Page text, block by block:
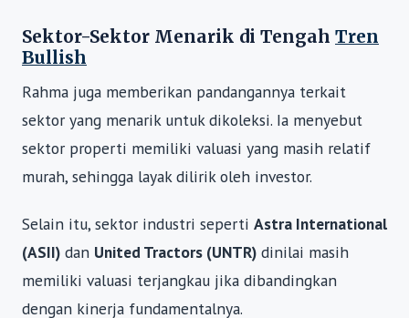
Sektor-Sektor Menarik di Tengah Tren
Bullish
Rahma juga memberikan pandangannya terkait
sektor yang menarik untuk dikoleksi. Ia menyebut
sektor properti memiliki valuasi yang masih relatif
murah, sehingga layak dilirik oleh investor.
Selain itu, sektor industri seperti Astra International
(ASII) dan United Tractors (UNTR) dinilai masih
memiliki valuasi terjangkau jika dibandingkan
dengan kinerja fundamentalnya.